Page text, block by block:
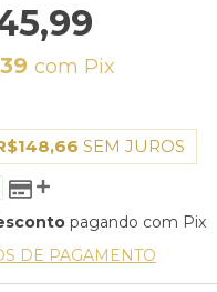
com Pix
SEM JUROS
pagando com Pix
DE PAGAMENTO